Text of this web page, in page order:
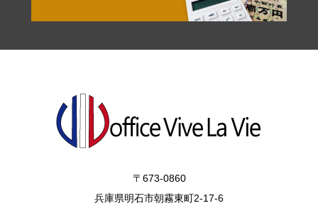
〒673-0860
兵庫県明石市朝霧東町2-17-6